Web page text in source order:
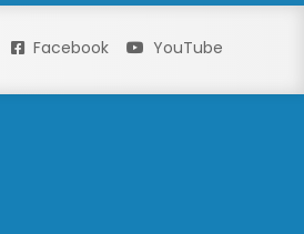
Facebook YouTube